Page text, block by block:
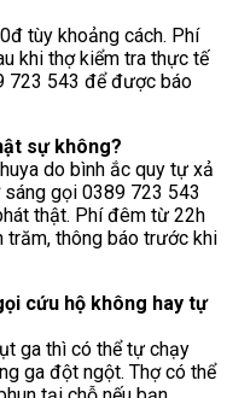
tùy khoảng cách. Phí
khi thợ kiểm tra thực tế
723 543 để được báo
sự không?
do bình ắc quy tự xả
gọi 0389 723 543
thật. Phí đêm từ 22h
trăm, thông báo trước khi
cứu hộ không hay tự
ga thì có thể tự chạy
ga đột ngột. Thợ có thể